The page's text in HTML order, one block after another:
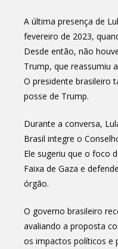
A última presença de
fevereiro de 2023,
Desde então, não
Trump, que reassumiu
O presidente brasileiro
posse de Trump.
Durante a conversa,
Brasil integre o
Ele sugeriu que o foco
Faixa de Gaza e
órgão.
O governo brasileiro
avaliando a proposta
os impactos políticos e